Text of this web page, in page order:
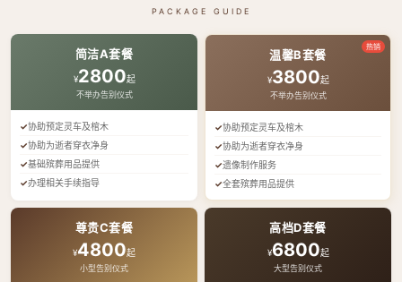
PACKAGE GUIDE
简洁A套餐
¥2800起
不举办告别仪式
协助预定灵车及棺木
协助为逝者穿衣净身
基础殡葬用品提供
办理相关手续指导
热销
温馨B套餐
¥3800起
不举办告别仪式
协助预定灵车及棺木
协助为逝者穿衣净身
遗像制作服务
全套殡葬用品提供
尊贵C套餐
¥4800起
小型告别仪式
高档D套餐
¥6800起
大型告别仪式